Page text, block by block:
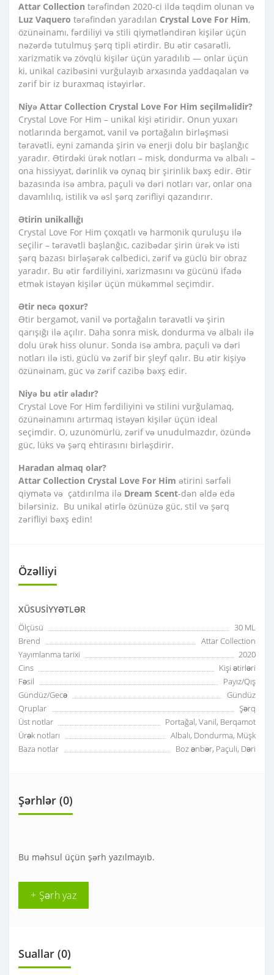
Attar Collection tərəfindən 2020-ci ildə təqdim olunan və
Luz Vaquero tərəfindən yaradılan Crystal Love For Him,
özünəinamı, fərdiliyi və stili qiymətləndirən kişilər üçün
nəzərdə tutulmuş şərq tipli ətirdir. Bu ətir cəsarətli,
xarizmatik və zövqlü kişilər üçün yaradılıb — onlar üçün
ki, unikal cazibəsini vurğulayıb arxasında yaddaqalan və
zərif bir iz buraxmaq istəyirlər.
Niyə Attar Collection Crystal Love For Him seçilməlidir?
Crystal Love For Him – unikal kişi ətiridir. Onun yuxarı
notlarında bergamot, vanil və portağalın birləşməsi
təravətli, eyni zamanda şirin və enerji dolu bir başlanğıc
yaradır. Ətirdəki ürək notları – misk, dondurma və albalı –
ona hissiyyat, dərinlik və oynaq bir şirinlik bəxş edir. Ətir
bazasında isə ambra, paçuli və dəri notları var, onlar ona
davamlılıq, istilik və əsl şərq zərifliyi qazandırır.
Ətirin unikallığı
Crystal Love For Him çoxqatlı və harmonik quruluşu ilə
seçilir – təravətli başlanğıc, cazibədar şirin ürək və isti
şərq bazası birləşərək cəlbedici, zərif və güclü bir obraz
yaradır. Bu ətir fərdiliyini, xarizmasını və gücünü ifadə
etmək istəyən kişilər üçün mükəmməl seçimdir.
Ətir necə qoxur?
Ətir bergamot, vanil və portağalın təravətli və şirin
qarışığı ilə açılır. Daha sonra misk, dondurma və albalı ilə
dolu ürək hiss olunur. Sonda isə ambra, paçuli və dəri
notları ilə isti, güclü və zərif bir şleyf qalır. Bu ətir kişiyə
özünəinam, güc və zərif cazibə bəxş edir.
Niyə bu ətir əladır?
Crystal Love For Him fərdiliyini və stilini vurğulamaq,
özünəinamını artırmaq istəyən kişilər üçün ideal
seçimdir. O, uzunömürlü, zərif və unudulmazdır, özündə
güc, lüks və şərq ehtirasını birləşdirir.
Haradan almaq olar?
Attar Collection Crystal Love For Him ətirini sərfəli
qiymətə və çatdırılma ilə Dream Scent-dən əldə edə
bilərsiniz. Bu unikal ətirlə özünüzə güc, stil və şərq
zərifliyi bəxş edin!
Özəlliyi
XÜSUSIYYƏTLƏR
Ölçüsü
30 ML
Brend
Attar Collection
Yayımlanma tarixi
2020
Cins
Kişi ətirləri
Fəsil
Payız/Qış
Gündüz/Gecə
Gündüz
Qruplar
Şərq
Üst notlar
Portağal, Vanil, Berqamot
Ürək notları
Albalı, Dondurma, Müşk
Baza notlar
Boz ənbər, Paçuli, Dəri
Şərhlər (0)
Bu məhsul üçün şərh yazılmayıb.
+ Şərh yaz
Suallar (0)